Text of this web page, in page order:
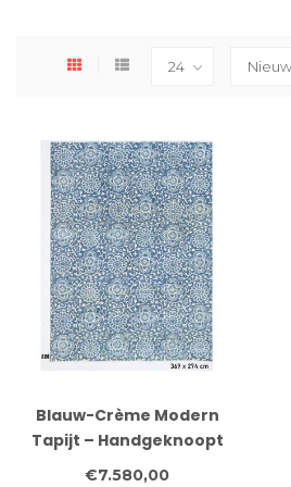
Blauw-Crème Modern
Tapijt – Handgeknoopt
– 369 x 274 cm – Wol
€7.580,00